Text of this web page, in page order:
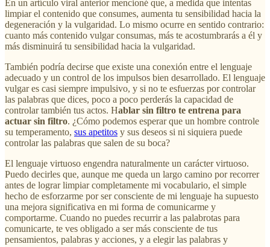
En un artículo viral anterior mencioné que, a medida que intentas
limpiar el contenido que consumes, aumenta tu sensibilidad hacia la
degeneración y la vulgaridad. Lo mismo ocurre en sentido contrario:
cuanto más contenido vulgar consumas, más te acostumbrarás a él y
más disminuirá tu sensibilidad hacia la vulgaridad.
También podría decirse que existe una conexión entre el lenguaje
adecuado y un control de los impulsos bien desarrollado. El lenguaje
vulgar es casi siempre impulsivo, y si no te esfuerzas por controlar
las palabras que dices, poco a poco perderás la capacidad de
controlar también tus actos. Hablar sin filtro te entrena para
actuar sin filtro. ¿Cómo podemos esperar que un hombre controle
su temperamento, sus apetitos y sus deseos si ni siquiera puede
controlar las palabras que salen de su boca?
El lenguaje virtuoso engendra naturalmente un carácter virtuoso.
Puedo decirles que, aunque me queda un largo camino por recorrer
antes de lograr limpiar completamente mi vocabulario, el simple
hecho de esforzarme por ser consciente de mi lenguaje ha supuesto
una mejora significativa en mi forma de comunicarme y
comportarme. Cuando no puedes recurrir a las palabrotas para
comunicarte, te ves obligado a ser más consciente de tus
pensamientos, palabras y acciones, y a elegir las palabras y